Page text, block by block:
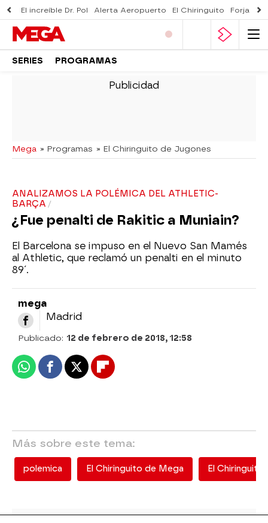
El increíble Dr. Pol Alerta Aeropuerto El Chiringuito Forjado
SERIES PROGRAMAS
Mega » Programas » El Chiringuito de Jugones
ANALIZAMOS LA POLÉMICA DEL ATHLETIC-
BARÇA
¿Fue penalti de Rakitic a Muniain?
El Barcelona se impuso en el Nuevo San Mamés
al Athletic, que reclamó un penalti en el minuto
89´.
mega
Madrid
Publicado: 12 de febrero de 2018, 12:58
WhatsappFacebook
X Flipboard
Más sobre este tema:
polemica El Chiringuito de Mega El